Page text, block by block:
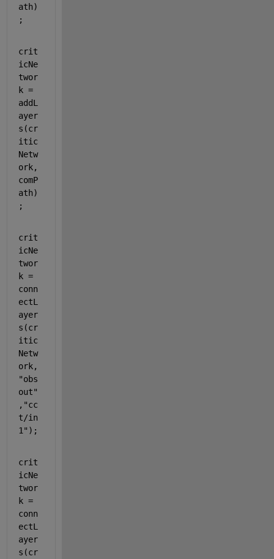
ath)
;
crit
icNe
twor
k =
addL
ayer
s(cr
itic
Netw
ork,
comP
ath)
;
crit
icNe
twor
k =
conn
ectL
ayer
s(cr
itic
Netw
ork,
"obs
out"
, "cc
t/in
1" );
crit
icNe
twor
k =
conn
ectL
ayer
s(cr